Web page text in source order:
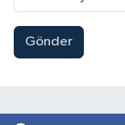
Gönder